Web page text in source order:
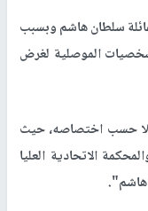
سلطان هاشم وبسبب
الموصلية لغرض
حسب اختصاصه، حيث
الاتحادية العليا
هاشم".